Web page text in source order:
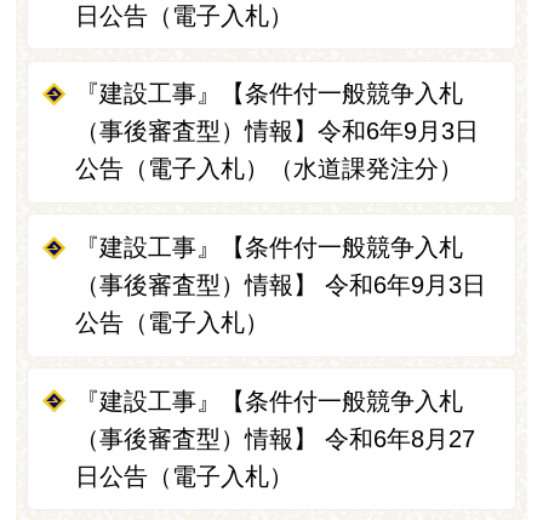
日公告（電子入札）
『建設工事』【条件付一般競争入札
（事後審査型）情報】令和6年9月3日
公告（電子入札）（水道課発注分）
『建設工事』【条件付一般競争入札
（事後審査型）情報】 令和6年9月3日
公告（電子入札）
『建設工事』【条件付一般競争入札
（事後審査型）情報】 令和6年8月27
日公告（電子入札）